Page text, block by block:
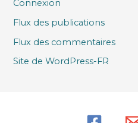
Connexion
Flux des publications
Flux des commentaires
Site de WordPress-FR